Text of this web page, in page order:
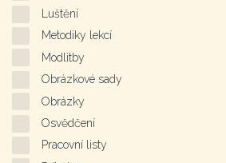
Luštění
Metodiky lekcí
Modlitby
Obrázkové sady
Obrázky
Osvědčení
Pracovní listy